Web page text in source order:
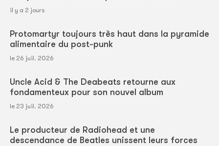
il y a 2 jours
Protomartyr toujours très haut dans la pyramide
alimentaire du post-punk
le 26 juil. 2026
Uncle Acid & The Deabeats retourne aux
fondamenteux pour son nouvel album
le 23 juil. 2026
Le producteur de Radiohead et une
descendance de Beatles unissent leurs forces